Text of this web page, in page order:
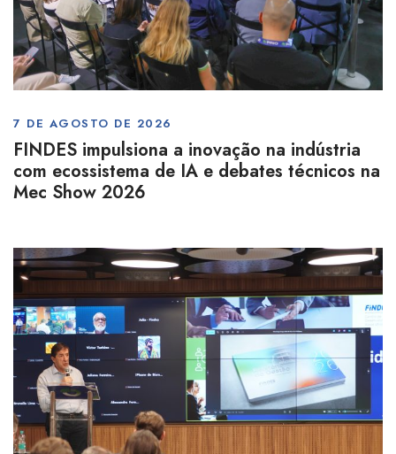
7 DE AGOSTO DE 2026
FINDES impulsiona a inovação na indústria
com ecossistema de IA e debates técnicos na
Mec Show 2026